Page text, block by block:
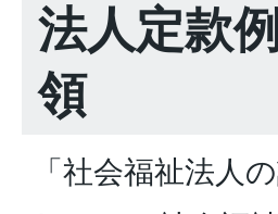
法人定款
領
「社会福祉法人